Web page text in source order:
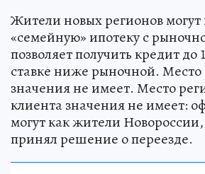
Жители новых регионов
«семейную» ипотеку с
позволяет получить кредит до
ставке ниже рыночной. Место
значения не имеет. Место
клиента значения не имеет:
могут как жители Новороссии,
принял решение о переезде.